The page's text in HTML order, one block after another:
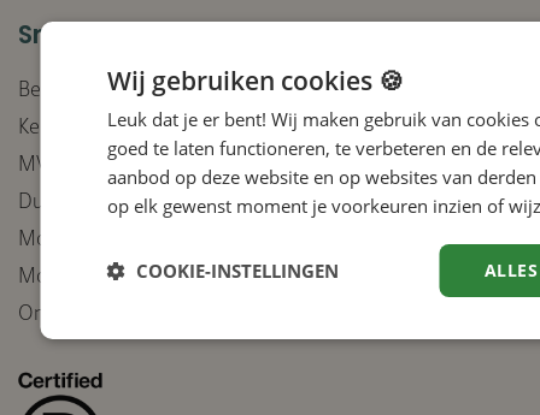
Snel naar
Bedrijven
Keurmerken
MVO-beleid
Duurzaam inkoopbeleid
Moreel Kompas integriteit
Moreel Kompas inzet van AI
Ontvang onze nieuwsbrief
Wij gebruiken cookies 🍪
Leuk dat je er bent! Wij maken gebruik van cookies
goed te laten functioneren, te verbeteren en de
aanbod op deze website en op websites van derden
op elk gewenst moment je voorkeuren inzien of
COOKIE-INSTELLINGEN